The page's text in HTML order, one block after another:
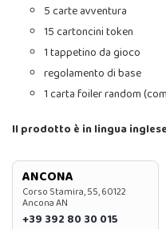
5 carte avventura
15 cartoncini token
1 tappetino da gioco
regolamento di base
1 carta foiler random
Il prodotto è in lingua
ANCONA
Corso Stamira, 55, 60122
Ancona AN
+39 392 80 30 015